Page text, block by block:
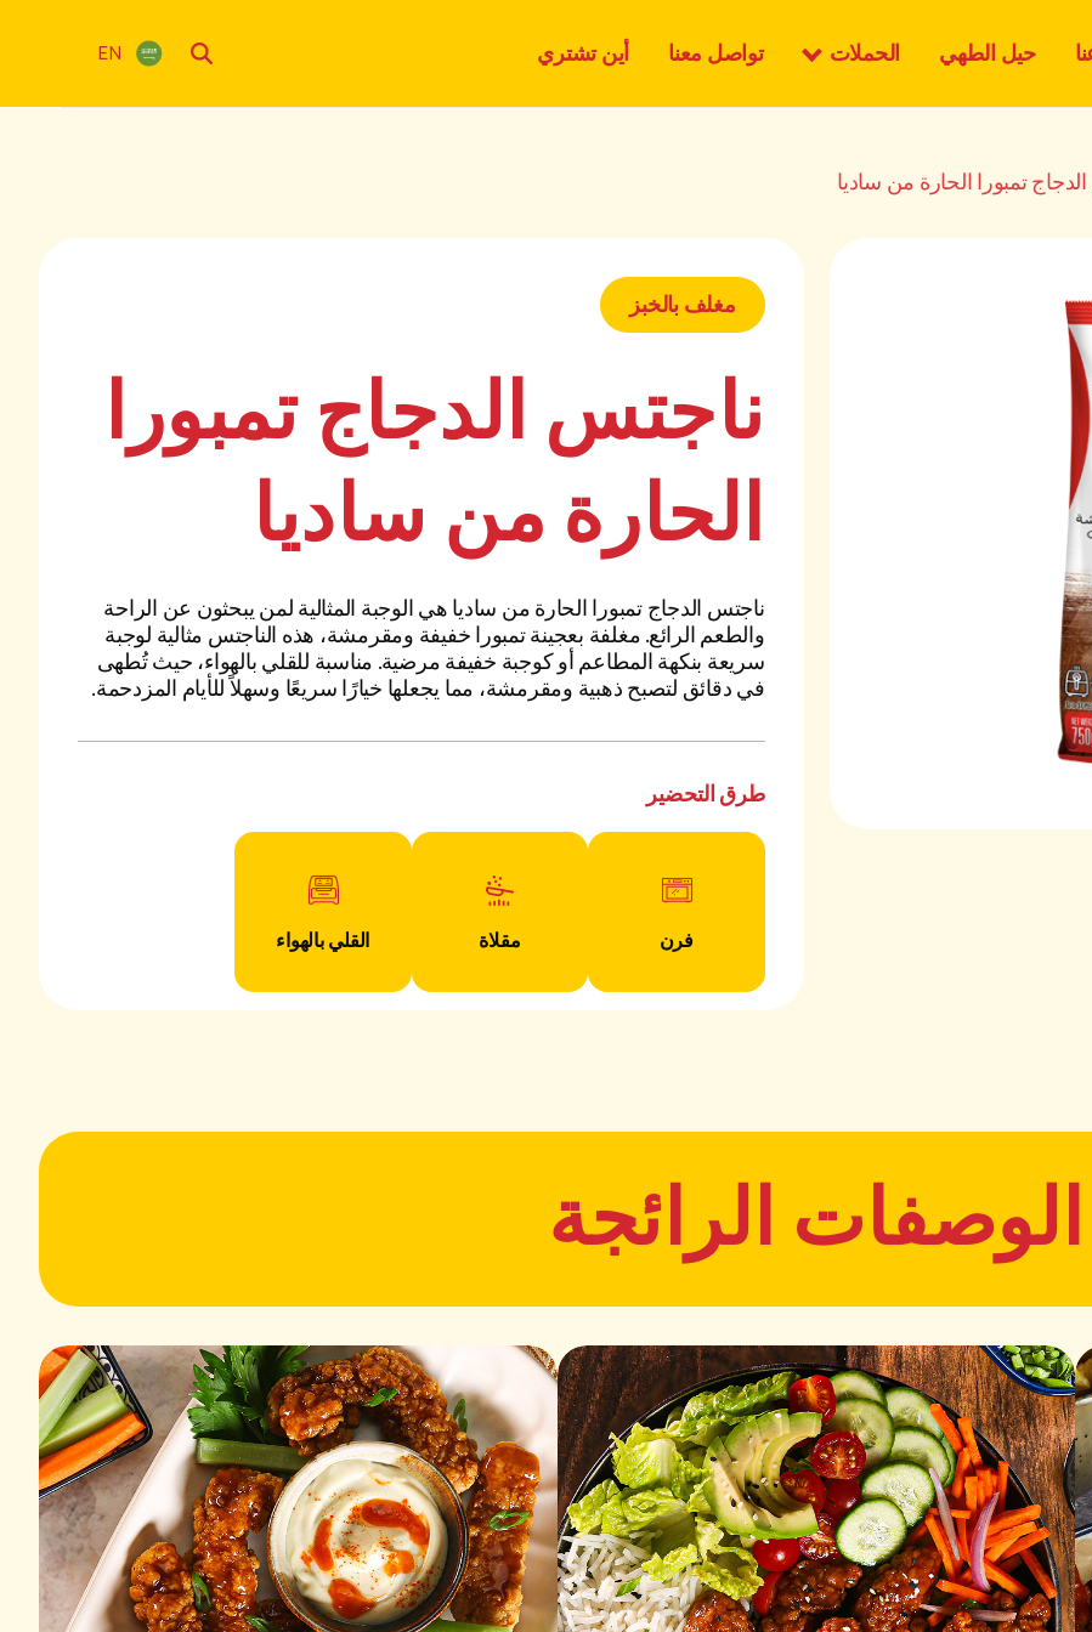
حيل الطهي الحملات تواصل معنا أين تشتري EN
تمبورا الحارة من ساديا
مغلف بالخبز
ناجتس الدجاج تمبورا
الحارة من ساديا
ناجتس الدجاج تمبورا الحارة من ساديا هي الوجبة المثالية لمن يبحثون عن الراحة
والطعم الرائع. مغلفة بعجينة تمبورا خفيفة ومقرمشة، هذه الناجتس مثالية لوجبة
سريعة بنكهة المطاعم أو كوجبة خفيفة مرضية. مناسبة للقلي بالهواء، حيث تُطهى
في دقائق لتصبح ذهبية ومقرمشة، مما يجعلها خيارًا سريعًا وسهلاً للأيام المزدحمة.
طرق التحضير
فرن مقلاة القلي بالهواء
بنكهة المطاعم
12 شهر 18°C -
القيم الغذائية
المقاييس المتوسطة لكل 100 جرام
السعرات الحرارية الإجمالية 202
الوصفات الرائجة